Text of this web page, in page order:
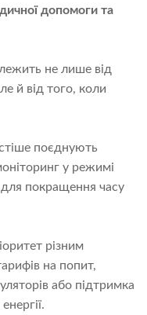
допомоги та
не лише від
й від того, коли
поєднують
у режимі
для покращення часу
різним
на попит,
або підтримка